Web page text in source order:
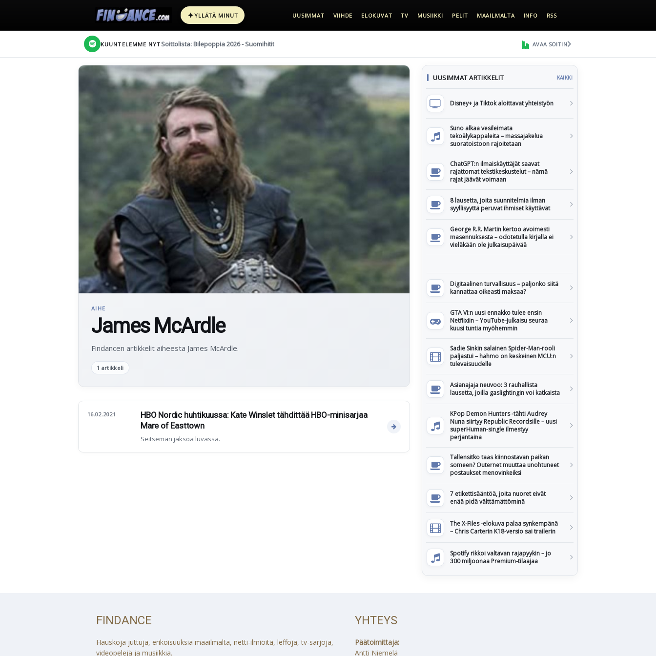
✦YLLÄTÄ MINUT UUSIMMAT VIIHDE ELOKUVAT TV MUSIIKKI PELIT MAAILMALTA INFO RSS
KUUNTELEMME NYT Soittolista: Bilepoppia 2026 - Suomihitit AVAA SOITIN
AIHE
James McArdle
Findancen artikkelit aiheesta James McArdle.
1 artikkeli
16.02.2021
HBO Nordic huhtikuussa: Kate Winslet tähdittää HBO-minisarjaa
Mare of Easttown
Seitsemän jaksoa luvassa.
UUSIMMAT ARTIKKELIT KAIKKI
Disney+ ja Tiktok aloittavat yhteistyön
Suno alkaa vesileimata
tekoälykappaleita – massajakelua
suoratoistoon rajoitetaan
ChatGPT:n ilmaiskäyttäjät saavat
rajattomat tekstikeskustelut – nämä
rajat jäävät voimaan
8 lausetta, joita suunnitelmia ilman
syyllisyyttä peruvat ihmiset käyttävät
George R.R. Martin kertoo avoimesti
masennuksesta – odotetulla kirjalla ei
vieläkään ole julkaisupäivää
Digitaalinen turvallisuus – paljonko siitä
kannattaa oikeasti maksaa?
GTA VI:n uusi ennakko tulee ensin
Netflixiin – YouTube-julkaisu seuraa
kuusi tuntia myöhemmin
Sadie Sinkin salainen Spider-Man-rooli
paljastui – hahmo on keskeinen MCU:n
tulevaisuudelle
Asianajaja neuvoo: 3 rauhallista
lausetta, joilla gaslightingin voi katkaista
KPop Demon Hunters -tähti Audrey
Nuna siirtyy Republic Recordsille – uusi
superHuman-single ilmestyy
perjantaina
Tallensitko taas kiinnostavan paikan
someen? Outernet muuttaa unohtuneet
postaukset menovinkeiksi
7 etikettisääntöä, joita nuoret eivät
enää pidä välttämättöminä
The X-Files -elokuva palaa synkempänä
– Chris Carterin K18-versio sai trailerin
Spotify rikkoi valtavan rajapyykin – jo
300 miljoonaa Premium-tilaajaa
FINDANCE
Hauskoja juttuja, erikoisuuksia maailmalta, netti-ilmiöitä, leffoja, tv-sarjoja,
videopelejä ja musiikkia.
YHTEYS
Päätoimittaja:
Antti Niemelä